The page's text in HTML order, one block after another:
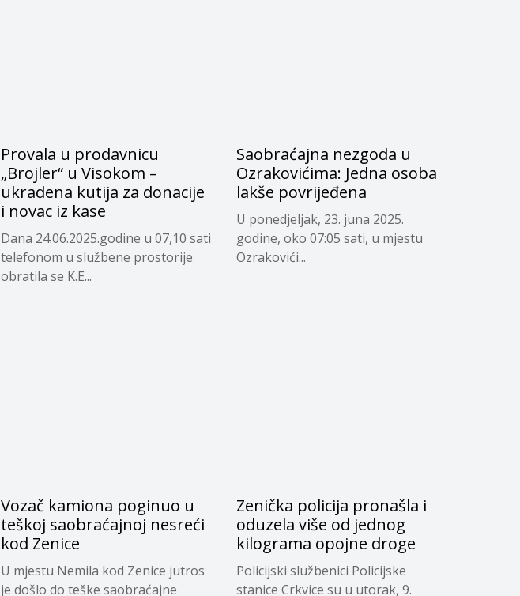
Provala u prodavnicu
„Brojler“ u Visokom –
ukradena kutija za donacije
i novac iz kase
Dana 24.06.2025.godine u 07,10 sati
telefonom u službene prostorije
obratila se K.E...
Saobraćajna nezgoda u
Ozrakovićima: Jedna osoba
lakše povrijeđena
U ponedjeljak, 23. juna 2025.
godine, oko 07:05 sati, u mjestu
Ozrakovići...
Vozač kamiona poginuo u
teškoj saobraćajnoj nesreći
kod Zenice
U mjestu Nemila kod Zenice jutros
je došlo do teške saobraćajne
Zenička policija pronašla i
oduzela više od jednog
kilograma opojne droge
Policijski službenici Policijske
stanice Crkvice su u utorak, 9.